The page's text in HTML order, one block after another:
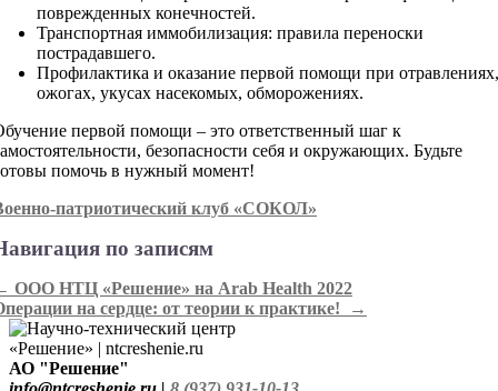
поврежденных конечностей.
Транспортная иммобилизация: правила переноски
пострадавшего.
Профилактика и оказание первой помощи при отравлениях,
ожогах, укусах насекомых, обморожениях.
первой помощи – это ответственный шаг к
безопасности себя и окружающих. Будьте
помочь в нужный момент!
патриотический клуб «СОКОЛ»
по записям
ООО НТЦ «Решение» на Arab Health 2022
на сердце: от теории к практике!
→
АО "Решение"